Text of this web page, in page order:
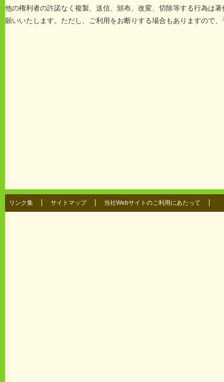
他の権利者の許諾なく複製、送信、頒布、改変、切除等する行為は
願いいたします。ただし、ご利用をお断りする場合もありますので
リンク集 サイトマップ 当社Webサイトのご利用にあたって